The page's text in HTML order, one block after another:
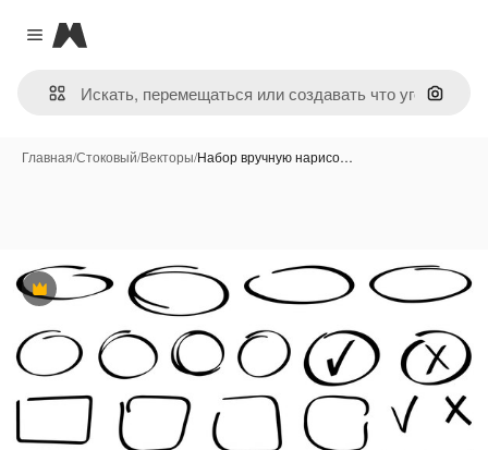
Close menu
Magnific
Поиск
Главная/Стоковый/Векторы/Набор вручную нарисо…
Премиум